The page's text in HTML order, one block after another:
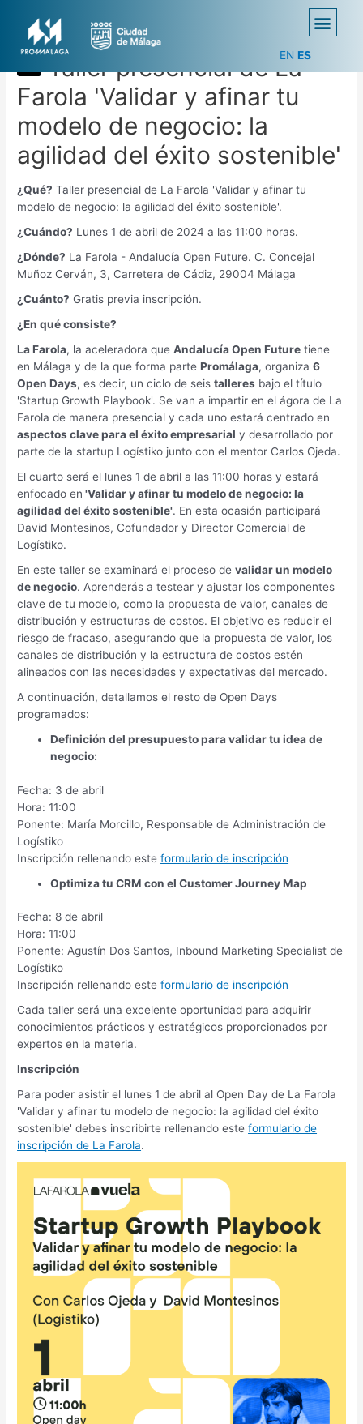
EN ES
Taller presencial de La
Farola 'Validar y afinar tu
modelo de negocio: la
agilidad del éxito sostenible'
¿Qué? Taller presencial de La Farola 'Validar y afinar tu
modelo de negocio: la agilidad del éxito sostenible'.
¿Cuándo? Lunes 1 de abril de 2024 a las 11:00 horas.
¿Dónde? La Farola - Andalucía Open Future. C. Concejal
Muñoz Cerván, 3, Carretera de Cádiz, 29004 Málaga
¿Cuánto? Gratis previa inscripción.
¿En qué consiste?
La Farola, la aceleradora queAndalucía Open Future tiene
en Málaga y de la que forma partePromálaga, organiza6
Open Days, es decir, un ciclo de seistalleres bajo el título
'Startup Growth Playbook'. Se van a impartir en el ágora de La
Farola de manera presencial y cada uno estará centrado en
aspectos clave para el éxito empresarial y desarrollado por
parte de la startup Logístiko junto con el mentor Carlos Ojeda.
El cuarto será el lunes 1 de abril a las 11:00 horas y estará
enfocado en 'Validar y afinar tu modelo de negocio: la
agilidad del éxito sostenible'. En esta ocasión participará
David Montesinos, Cofundador y Director Comercial de
Logístiko.
En este taller se examinará el proceso devalidar un modelo
de negocio. Aprenderás a testear y ajustar los componentes
clave de tu modelo, como la propuesta de valor, canales de
distribución y estructuras de costos. El objetivo es reducir el
riesgo de fracaso, asegurando que la propuesta de valor, los
canales de distribución y la estructura de costos estén
alineados con las necesidades y expectativas del mercado.
A continuación, detallamos el resto de Open Days
programados:
Definición del presupuesto para validar tu idea de
negocio:
Fecha: 3 de abril
Hora: 11:00
Ponente: María Morcillo, Responsable de Administración de
Logístiko
Inscripción rellenando esteformulario de inscripción
Optimiza tu CRM con el Customer Journey Map
Fecha: 8 de abril
Hora: 11:00
Ponente: Agustín Dos Santos, Inbound Marketing Specialist de
Logístiko
Inscripción rellenando esteformulario de inscripción
Cada taller será una excelente oportunidad para adquirir
conocimientos prácticos y estratégicos proporcionados por
expertos en la materia.
Inscripción
Para poder asistir el lunes 1 de abril al Open Day de La Farola
'Validar y afinar tu modelo de negocio: la agilidad del éxito
sostenible' debes inscribirte rellenando esteformulario de
inscripción de La Farola.